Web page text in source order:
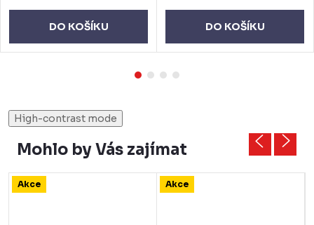
DO KOŠÍKU DO KOŠÍKU
High-contrast mode
Mohlo by Vás zajímat
Akce Akce